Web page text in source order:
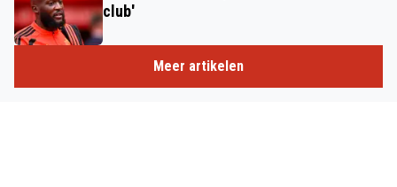
club'
Meer artikelen